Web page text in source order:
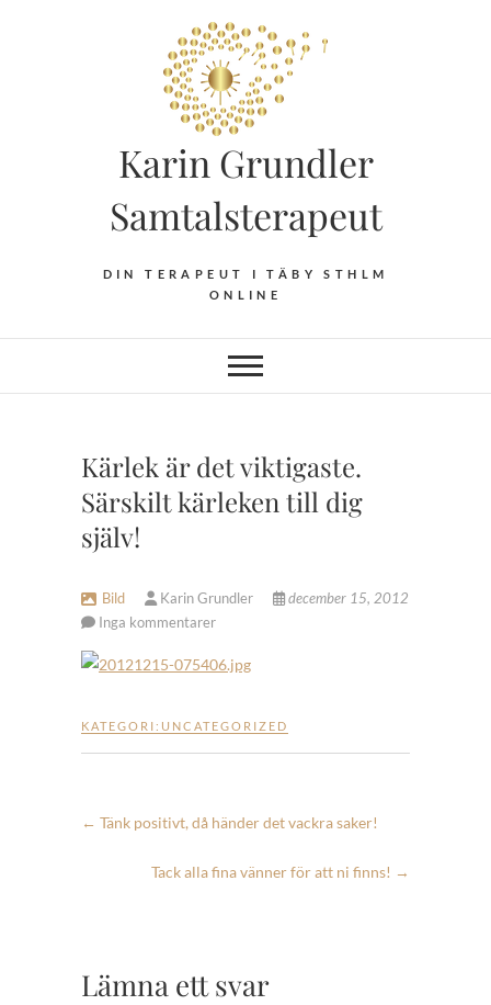
Karin Grundler
Samtalsterapeut
DIN TERAPEUT I TÄBY STHLM
ONLINE
Kärlek är det viktigaste.
Särskilt kärleken till dig
själv!
Bild Karin Grundler
december 15, 2012
Inga kommentarer
KATEGORI: UNCATEGORIZED
← Tänk positivt, då händer det vackra saker!
Tack alla fina vänner för att ni finns! →
Lämna ett svar